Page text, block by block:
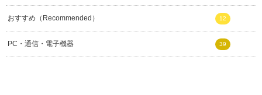
おすすめ（Recommended） 12
PC・通信・電子機器 39